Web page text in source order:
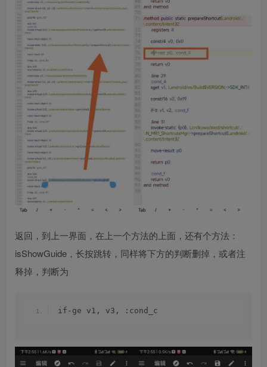
返回，到上一界面，在上一个方法的上面，还有个方法：
isShowGuide，长按跳转，同样将下方的判断删掉，或者注
释掉，判断为
if-ge v1, v3, :cond_c